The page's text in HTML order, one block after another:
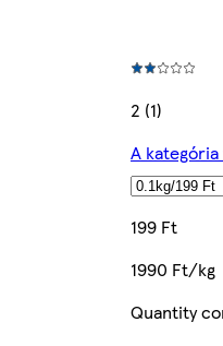
2 (1)
A
199 Ft
1990 Ft/kg
Quantity